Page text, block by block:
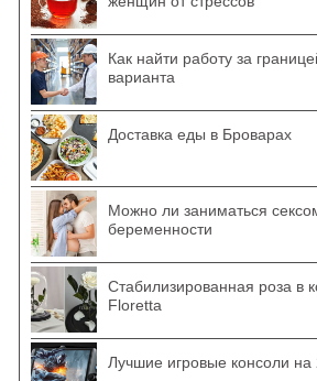
Как найти работу за
варианта
Доставка еды в Броварах
Можно ли заниматься
беременности
Стабилизированная роза в
Floretta
Лучшие игровые консоли на